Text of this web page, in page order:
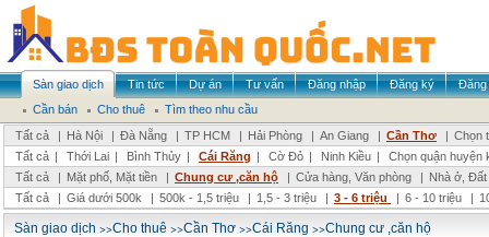
Sàn giao dịch Tin tức Dự án Tư vấn Đăng nhập Đăng ký
Đăng
Cần bán
Cho thuê
Tìm theo nhu cầu
Tất cả
| Hà Nội | Đà Nẵng | TP HCM | Hải Phòng | An Giang | Cần Thơ | Chọn
Tất cả | Thới Lai | Bình Thủy | Cái Răng | Cờ Đỏ | Ninh Kiều |
Chọn quận huyện
Tất cả
| Mặt phố, Mặt tiền | Chung cư ,căn hộ | Cửa hàng, Văn phòng | Nhà ở,
Tất cả
| Giá dưới 500k | 500k - 1,5 triệu | 1,5 - 3 triệu | 3 - 6 triệu | 6 - 10 triệu |
Sàn giao dịch >>Cho thuê >>Cần Thơ >>Cái Răng >>Chung cư ,căn hộ